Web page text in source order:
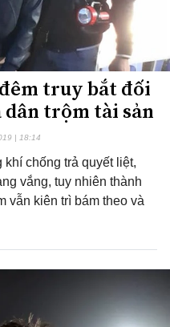
truy bắt đối
trộm tài sản
| 18:14
chống trả quyết liệt,
vắng, tuy nhiên thành
vẫn kiên trì bám theo và